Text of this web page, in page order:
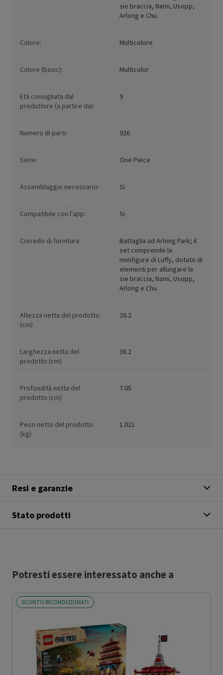
sie braccia, Nami, Usopp,
Arlong e Chu.
Colore: Multicolore
Colore (basic): Multicolor
Età consigliata dal
produttore (a partire da):
9
Numero di parti: 926
Serie: One Piece
Assemblaggio necessario: Si
Compatibile con l'app: Si
Corredo di fornitura:
Battaglia ad Arlong Park; il
set comprende le
minifigure di Luffy, dotato di
elementi per allungare le
sie braccia, Nami, Usopp,
Arlong e Chu.
Altezza netta del prodotto
(cm)
26.2
Larghezza netta del
prodotto (cm)
38.2
Profondità netta del
prodotto (cm)
7.05
Peso netto del prodotto
(kg)
1.021
Resi e garanzie
Stato prodotti
Potresti essere interessato anche a
SCONTO RICONDIZIONATI